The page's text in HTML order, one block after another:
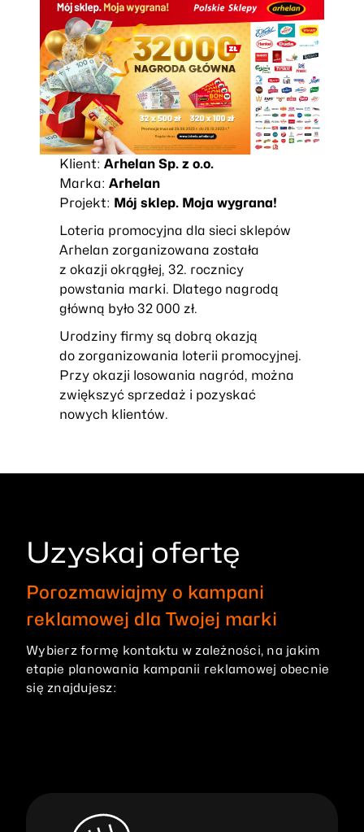
Klient:Arhelan Sp. z o.o.
Marka:Arhelan
Projekt: Mój sklep. Moja wygrana!
Loteria promocyjna dla sieci sklepów
Arhelan zorganizowana została
z okazji okrągłej, 32. rocznicy
powstania marki. Dlatego nagrodą
główną było 32 000 zł.
Urodziny firmy są dobrą okazją
do zorganizowania loterii promocyjnej.
Przy okazji losowania nagród, można
zwiększyć sprzedaż i pozyskać
nowych klientów.
Uzyskaj ofertę
Porozmawiajmy o kampani
reklamowej dla Twojej marki
Wybierz formę kontaktu w zależności, na jakim
etapie planowania kampanii reklamowej obecnie
się znajdujesz: